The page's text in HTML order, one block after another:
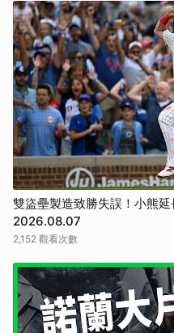
雙盜壘製造致勝失誤！小熊延
2026.08.07
2,152 觀看次數